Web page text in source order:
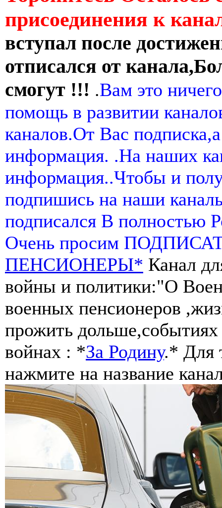
присоединения к
вступал после
отписался от
смогут !!! .Вам это
помощь в развитии
каналов.От Вас
информация. .На наших
информация..Чтобы и
подпишись на наши
подписался В полностью
Очень просим
ПЕНСИОНЕРЫ* Канал
войны и политики:"О
военных пенсионеров
прожить
войнах : *За Родину.* Для
нажмите на название